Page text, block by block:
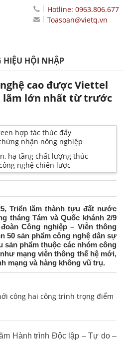
Hotline: 0963.806.677
Toasoan@vietq.vn
HIỆU HỘI NHẬP
cao được Viettel
lớn nhất từ trước
hợp tác thúc đẩy
nhận nông nghiệp
hạ tầng chất lượng thúc
nghệ chiến lược
Triển lãm thành tựu đất nước
tháng Tám và Quốc khánh 2/9
Công nghiệp – Viễn thông
50 sản phẩm công nghệ dân sự
sản phẩm thuộc các nhóm công
mạng viễn thông thế hệ mới,
mạng và hàng không vũ trụ.
công hai công trình trọng điểm
Hành trình Độc lập – Tự do –